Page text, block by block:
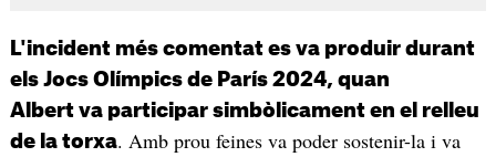
L'incident més comentat es va produir durant
els Jocs Olímpics de París 2024, quan
Albert va participar simbòlicament en el relleu
de la torxa. Amb prou feines va poder sostenir-la i va